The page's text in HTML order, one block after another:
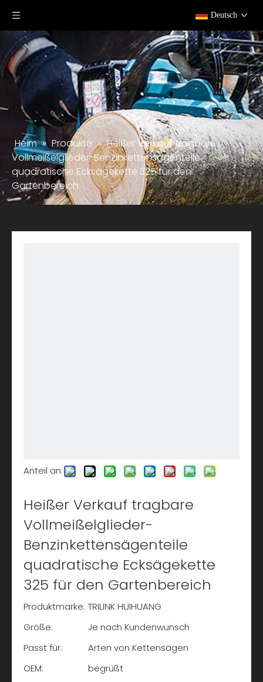
Deutsch
Heim » Produkte » Heißer Verkauf tragbare
Vollmeißelglieder-Benzinkettensägenteile
quadratische Ecksägekette 325 für den
Gartenbereich
Anteil an:
Heißer Verkauf tragbare
Vollmeißelglieder-
Benzinkettensägenteile
quadratische Ecksägekette
325 für den Gartenbereich
Produktmarke: TRILINK HUIHUANG
Größe:
Je nach Kundenwunsch
Passt für:
Arten von Kettensägen
OEM:
begrüßt